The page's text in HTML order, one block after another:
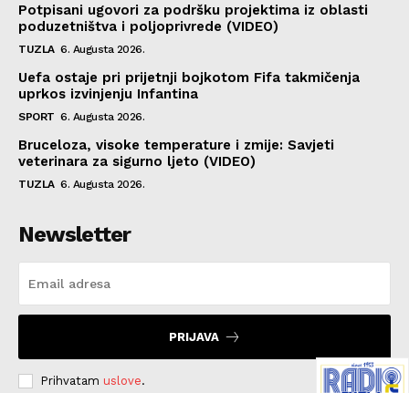
Potpisani ugovori za podršku projektima iz oblasti
poduzetništva i poljoprivrede (VIDEO)
TUZLA 6. Augusta 2026.
Uefa ostaje pri prijetnji bojkotom Fifa takmičenja
uprkos izvinjenju Infantina
SPORT 6. Augusta 2026.
Bruceloza, visoke temperature i zmije: Savjeti
veterinara za sigurno ljeto (VIDEO)
TUZLA 6. Augusta 2026.
Newsletter
PRIJAVA
Prihvatam uslove.